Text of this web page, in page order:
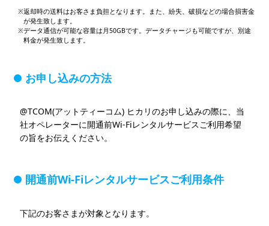
返却時の送料はお客さま負担となります。また、紛失、破損などの場合損害金
が発生致します。
データ通信が可能な容量は月50GBです。データチャージも可能ですが、別途
料金が発生致します。
お申し込みの方法
@TCOM(アットティーコム) ヒカリのお申し込みの際に、当
社オペレーターに開通前Wi-Fiレンタルサービスご利用希望
の旨をお伝えください。
開通前Wi-Fiレンタルサービスご利用条件
下記のお客さまが対象となります。